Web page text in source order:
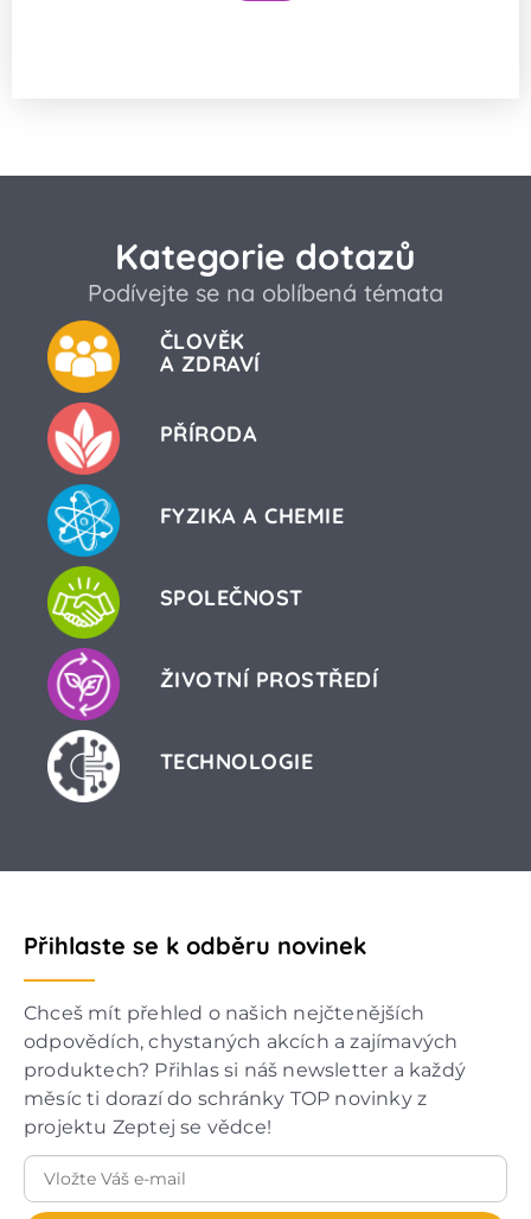
Kategorie dotazů
Podívejte se na oblíbená témata
ČLOVĚK
A ZDRAVÍ
PŘÍRODA
FYZIKA A CHEMIE
SPOLEČNOST
ŽIVOTNÍ PROSTŘEDÍ
TECHNOLOGIE
Přihlaste se k odběru novinek
Chceš mít přehled o našich nejčtenějších
odpovědích, chystaných akcích a zajímavých
produktech? Přihlas si náš newsletter a každý
měsíc ti dorazí do schránky TOP novinky z
projektu Zeptej se vědce!